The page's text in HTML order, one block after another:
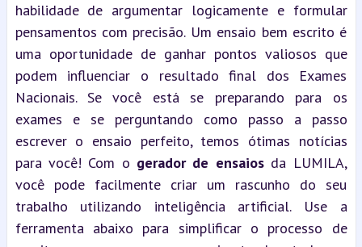
habilidade de argumentar logicamente e formular
pensamentos com precisão. Um ensaio bem escrito é
uma oportunidade de ganhar pontos valiosos que
podem influenciar o resultado final dos Exames
Nacionais. Se você está se preparando para os
exames e se perguntando como passo a passo
escrever o ensaio perfeito, temos ótimas notícias
para você! Com o gerador de ensaios da LUMILA,
você pode facilmente criar um rascunho do seu
trabalho utilizando inteligência artificial. Use a
ferramenta abaixo para simplificar o processo de